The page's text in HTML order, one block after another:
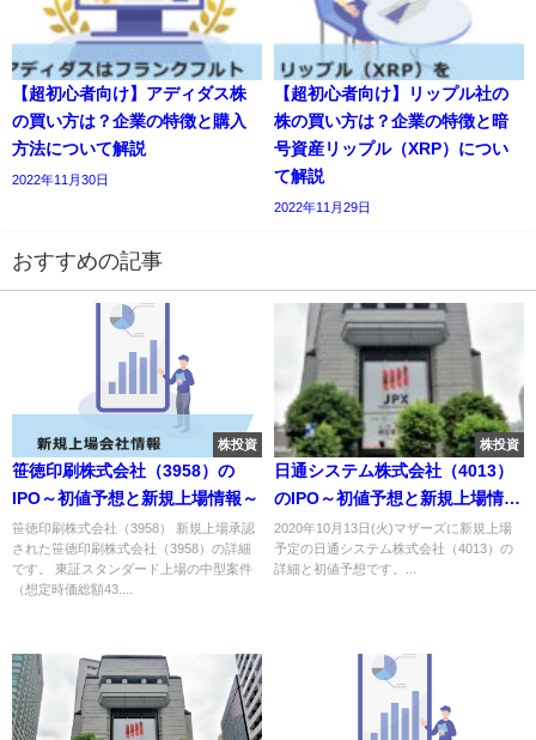
【超初心者向け】アディダス株
の買い方は？企業の特徴と購入
方法について解説
2022年11月30日
【超初心者向け】リップル社の
株の買い方は？企業の特徴と暗
号資産リップル（XRP）につい
て解説
2022年11月29日
おすすめの記事
株投資
笹徳印刷株式会社（3958）の
IPO～初値予想と新規上場情報～
笹徳印刷株式会社（3958） 新規上場承認
された笹徳印刷株式会社（3958）の詳細
です。 東証スタンダード上場の中型案件
（想定時価総額43....
株投資
日通システム株式会社（4013）
のIPO～初値予想と新規上場情報
～
2020年10月13日(火)マザーズに新規上場
予定の日通システム株式会社（4013）の
詳細と初値予想です。...